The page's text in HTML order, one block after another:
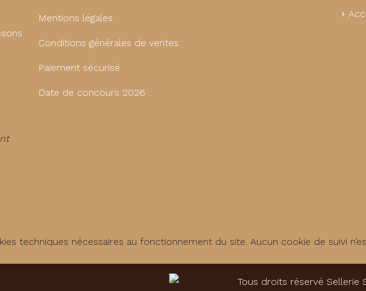
Mentions légales
Conditions générales de ventes
Paiement sécurisé
Date de concours 2026
Tous droits réservé Sellerie
techniques nécessaires au fonctionnement du site. Aucun cookie de suivi